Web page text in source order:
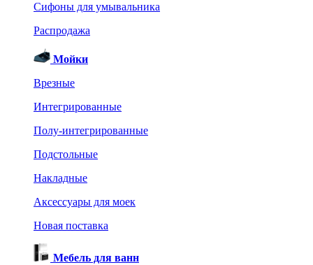
Сифоны для умывальника
Распродажа
Мойки
Врезные
Интегрированные
Полу-интегрированные
Подстольные
Накладные
Аксессуары для моек
Новая поставка
Мебель для ванн